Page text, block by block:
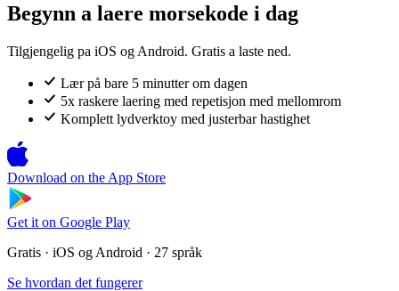
Begynn a laere morsekode i dag
Tilgjengelig pa iOS og Android. Gratis a laste ned.
Lær på bare 5 minutter om dagen
5x raskere laering med repetisjon med mellomrom
Komplett lydverktoy med justerbar hastighet
Download on the App Store
Get it on Google Play
Gratis · iOS og Android · 27 språk
Se hvordan det fungerer